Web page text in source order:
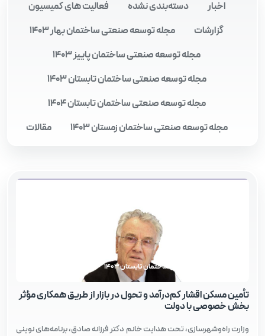
اخبار دسته‌بندی نشده
فعالیت های کمیسیون
گزارشات
مجله توسعه صنعتی ساختمان بهار 1403
مجله توسعه صنعتی ساختمان پاییز 1403
مجله توسعه صنعتی ساختمان تابستان 1403
مجله توسعه صنعتی ساختمان تابستان 1404
مجله توسعه صنعتی ساختمان زمستان 1403
مقالات
مجله توسعه صنعتی ساختمان تابستان 1403
تأمین مسکن اقشار کم‌درآمد و تحول در بازار از طریق همکاری مؤثر
بخش خصوصی با دولت
وزارت راه‌وشهرسازی، تحت هدایت خانم دکتر فرزانه صادق، برنامه‌های نوینی